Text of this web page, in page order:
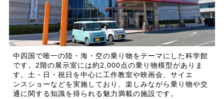
中四国で唯一の陸・海・空の乗り物をテーマにした科学館
です。2階の展示室には約2,000点の乗り物模型がありま
す。土・日・祝日を中心に工作教室や映画会、サイエ
ンスショーなどを実施しており、楽しみながら乗り物や交
通に関する知識を得られる魅力満載の施設です。